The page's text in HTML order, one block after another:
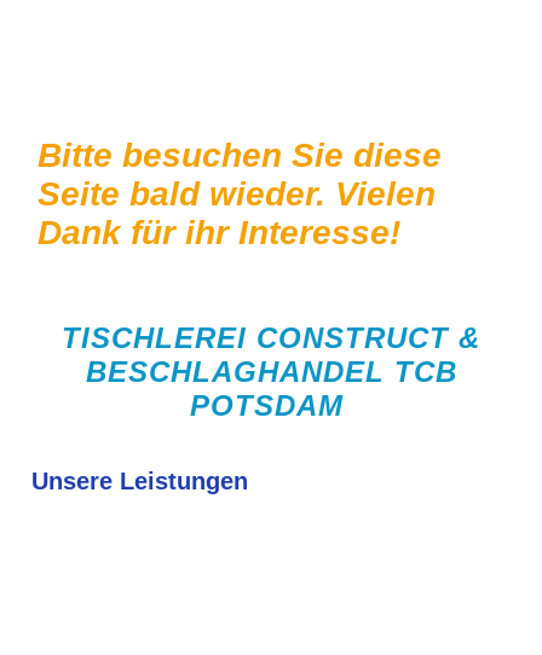
Bitte besuchen Sie diese
Seite bald wieder. Vielen
Dank für ihr Interesse!
TISCHLEREI CONSTRUCT &
BESCHLAGHANDEL TCB
POTSDAM
Unsere Leistungen